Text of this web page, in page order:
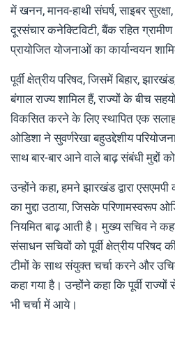
में खनन, मानव-हाथी संघर्ष, साइबर
दूरसंचार कनेक्टिविटी, बैंक रहित
प्रायोजित योजनाओं का कार्यान्वयन
पूर्वी क्षेत्रीय परिषद, जिसमें बिहार,
बंगाल राज्य शामिल हैं, राज्यों के बीच
विकसित करने के लिए स्थापित एक
ओडिशा ने सुवर्णरेखा बहुउद्देशीय
साथ बार-बार आने वाले बाढ़ संबंधी मुद्दों
उन्होंने कहा, हमने झारखंड द्वारा
का मुद्दा उठाया, जिसके परिणामस्वरूप
नियमित बाढ़ आती है। मुख्य सचिव ने
संसाधन सचिवों को पूर्वी क्षेत्रीय
टीमों के साथ संयुक्त चर्चा करने और
कहा गया है। उन्होंने कहा कि पूर्वी
भी चर्चा में आये।